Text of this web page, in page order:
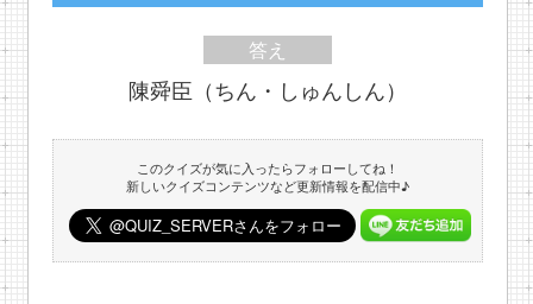
答え
陳舜臣（ちん・しゅんしん）
このクイズが気に入ったらフォローしてね！
新しいクイズコンテンツなど更新情報を配信中♪